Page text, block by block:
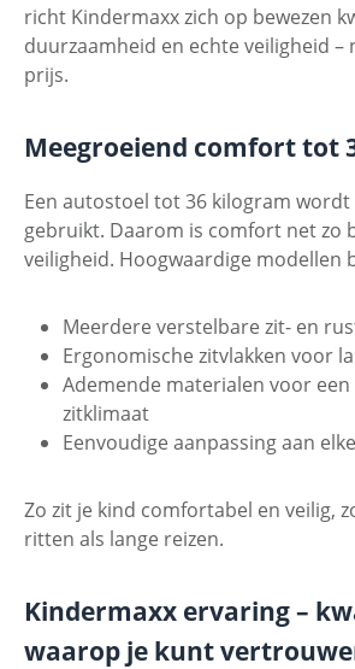
richt Kindermaxx zich op bewezen
duurzaamheid en echte veiligheid –
prijs.
Meegroeiend comfort tot
Een autostoel tot 36 kilogram
gebruikt. Daarom is comfort net zo
veiligheid. Hoogwaardige modellen
Meerdere verstelbare zit- en
Ergonomische zitvlakken voor
Ademende materialen voor een
zitklimaat
Eenvoudige aanpassing aan
Zo zit je kind comfortabel en veilig,
ritten als lange reizen.
Kindermaxx ervaring –
waarop je kunt